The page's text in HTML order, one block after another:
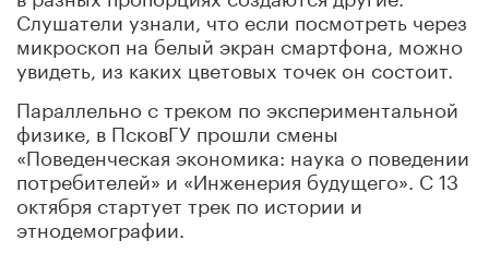
Слушатели узнали, что если посмотреть через
микроскоп на белый экран смартфона, можно
увидеть, из каких цветовых точек он состоит.
Параллельно с треком по экспериментальной
физике, в ПсковГУ прошли смены
«Поведенческая экономика: наука о поведении
потребителей» и «Инженерия будущего». С 13
октября стартует трек по истории и
этнодемографии.